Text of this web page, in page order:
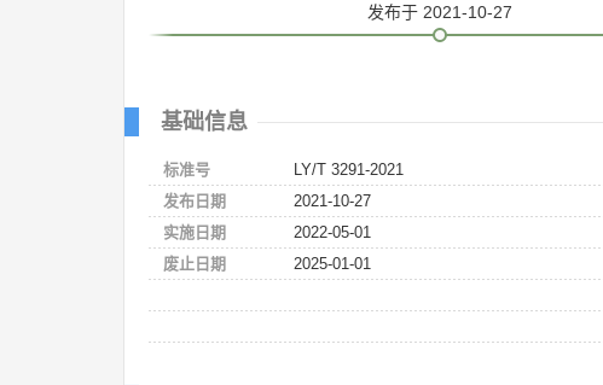
发布于 2021-10-27
基础信息
标准号
LY/T 3291-2021
发布日期
2021-10-27
实施日期
2022-05-01
废止日期
2025-01-01